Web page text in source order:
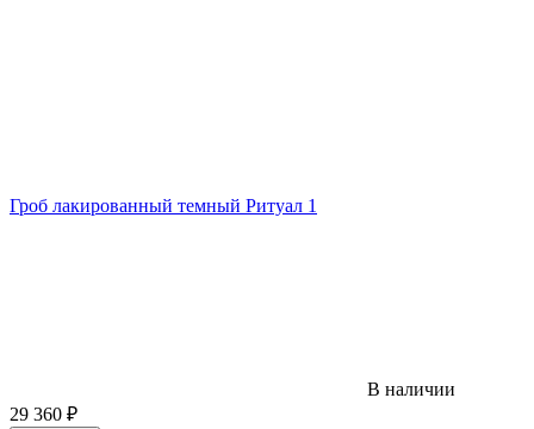
Гроб лакированный темный Ритуал 1
В наличии
29 360 ₽